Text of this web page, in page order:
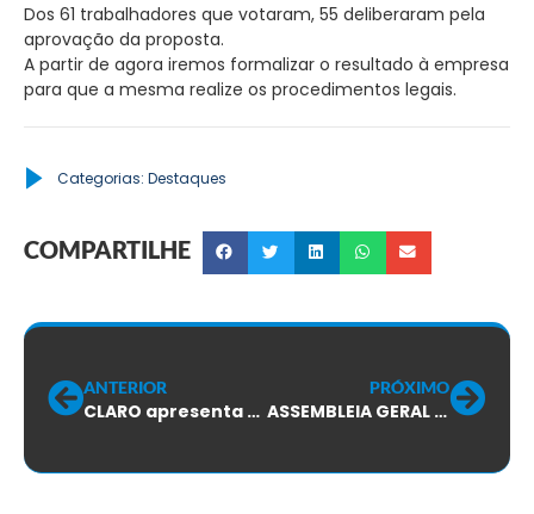
Dos 61 trabalhadores que votaram, 55 deliberaram pela
aprovação da proposta.
A partir de agora iremos formalizar o resultado à empresa
para que a mesma realize os procedimentos legais.
Categorias: Destaques
COMPARTILHE
ANTERIOR
CLARO apresenta ao SINTTEL-SC os resultados do PPR 2025
PRÓXIMO
ASSEMBLEIA GERAL ORDINÁRIA